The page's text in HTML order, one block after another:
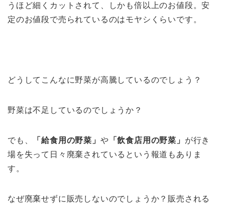
うほど細くカットされて、しかも倍以上のお値段。安
定のお値段で売られているのはモヤシくらいです。
どうしてこんなに野菜が高騰しているのでしょう？
野菜は不足しているのでしょうか？
でも、 「給食用の野菜」 や 「飲食店用の野菜」 が行き
場を失って日々廃棄されているという報道もありま
す。
なぜ廃棄せずに販売しないのでしょうか？販売される